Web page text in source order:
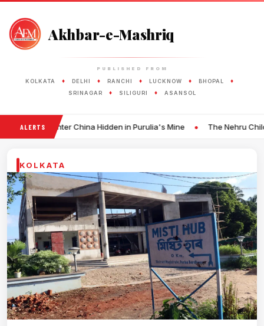
Akhbar-e-Mashriq
PUBLISHED FROM
KOLKATA ♦ DELHI ♦ RANCHI ♦ LUCKNOW ♦ BHOPAL ♦
SRINAGAR ♦ SILIGURI ♦ ASANSOL
ALERTS
China Hidden in Purulia's Mine • The Nehru Children's Museum
KOLKATA